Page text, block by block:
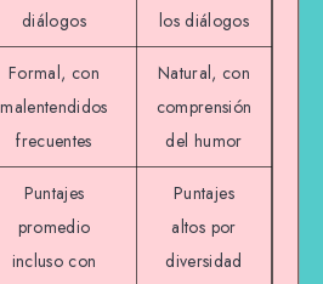
diálogos
los diálogos
Formal, con
malentendidos
frecuentes
Natural, con
comprensión
del humor
Puntajes
promedio
incluso con
Puntajes
altos por
diversidad